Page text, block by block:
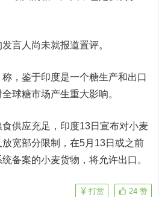
人尚未就报道置评。
鉴于印度是一个糖生产和出口
球糖市场产生重大影响。
应充足，印度13日宣布对小麦
宽部分限制，在5月13日或之前
备案的小麦货物，将允许出口。
24 赞
打赏